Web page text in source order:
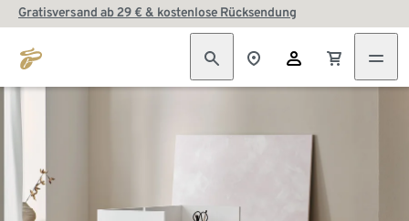
Gratisversand ab 29 € & kostenlose Rücksendung